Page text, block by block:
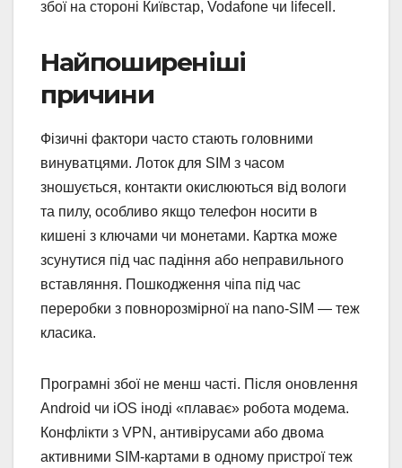
збої на стороні Київстар, Vodafone чи lifecell.
Найпоширеніші
причини
Фізичні фактори часто стають головними
винуватцями. Лоток для SIM з часом
зношується, контакти окислюються від вологи
та пилу, особливо якщо телефон носити в
кишені з ключами чи монетами. Картка може
зсунутися під час падіння або неправильного
вставляння. Пошкодження чіпа під час
переробки з повнорозмірної на nano-SIM — теж
класика.
Програмні збої не менш часті. Після оновлення
Android чи iOS іноді «плаває» робота модема.
Конфлікти з VPN, антивірусами або двома
активними SIM-картами в одному пристрої теж